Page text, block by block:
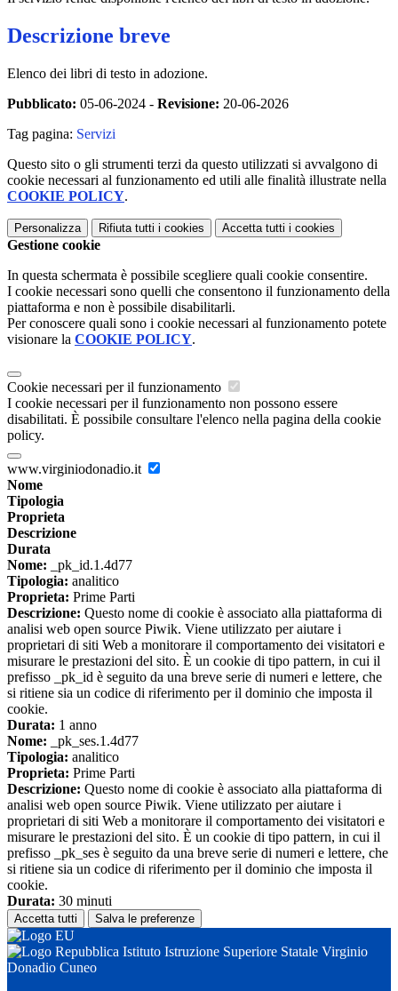
Descrizione breve
Elenco dei libri di testo in adozione.
Pubblicato: 05-06-2024 - Revisione: 20-06-2026
Tag pagina: Servizi
Questo sito o gli strumenti terzi da questo utilizzati si avvalgono di
cookie necessari al funzionamento ed utili alle finalità illustrate nella
COOKIE POLICY.
Personalizza Rifiuta tutti i cookies Accetta tutti i cookies
Gestione cookie
In questa schermata è possibile scegliere quali cookie consentire.
I cookie necessari sono quelli che consentono il funzionamento della
piattaforma e non è possibile disabilitarli.
Per conoscere quali sono i cookie necessari al funzionamento potete
visionare la COOKIE POLICY.
Cookie necessari per il funzionamento
I cookie necessari per il funzionamento non possono essere
disabilitati. È possibile consultare l'elenco nella pagina della cookie
policy.
www.virginiodonadio.it
Nome
Tipologia
Proprieta
Descrizione
Durata
Nome: _pk_id.1.4d77
Tipologia: analitico
Proprieta: Prime Parti
Descrizione: Questo nome di cookie è associato alla piattaforma di
analisi web open source Piwik. Viene utilizzato per aiutare i
proprietari di siti Web a monitorare il comportamento dei visitatori e
misurare le prestazioni del sito. È un cookie di tipo pattern, in cui il
prefisso _pk_id è seguito da una breve serie di numeri e lettere, che
si ritiene sia un codice di riferimento per il dominio che imposta il
cookie.
Durata: 1 anno
Nome: _pk_ses.1.4d77
Tipologia: analitico
Proprieta: Prime Parti
Descrizione: Questo nome di cookie è associato alla piattaforma di
analisi web open source Piwik. Viene utilizzato per aiutare i
proprietari di siti Web a monitorare il comportamento dei visitatori e
misurare le prestazioni del sito. È un cookie di tipo pattern, in cui il
prefisso _pk_ses è seguito da una breve serie di numeri e lettere, che
si ritiene sia un codice di riferimento per il dominio che imposta il
cookie.
Durata: 30 minuti
Accetta tutti Salva le preferenze
Istituto Istruzione Superiore Statale Virginio
Donadio Cuneo